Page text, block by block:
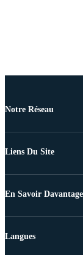
Notre Réseau
Liens Du Site
En Savoir Davantage
Langues